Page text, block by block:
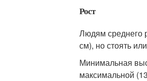
Рост
Людям среднего
см), но стоять
Минимальная
максимальной